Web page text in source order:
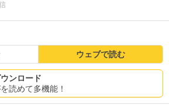
ウェブで読む
ンロード
読めて多機能！